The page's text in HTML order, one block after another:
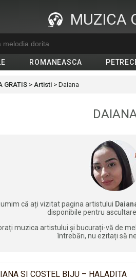
MUZICA
ROMANEASCA
GRATIS > Artisti > Daiana
că ați vizitat pagina artistului
disponibile pentru
muzica artistului și bucurați-vă de
întrebări, nu ezitați să
SI COSTEL BIJU – HALADITA